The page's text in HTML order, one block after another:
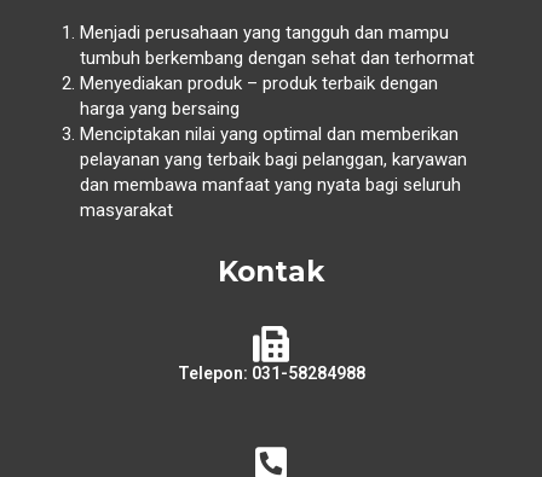
Menjadi perusahaan yang tangguh dan mampu
tumbuh berkembang dengan sehat dan terhormat
Menyediakan produk – produk terbaik dengan
harga yang bersaing
Menciptakan nilai yang optimal dan memberikan
pelayanan yang terbaik bagi pelanggan, karyawan
dan membawa manfaat yang nyata bagi seluruh
masyarakat
Kontak
Telepon: 031-58284988